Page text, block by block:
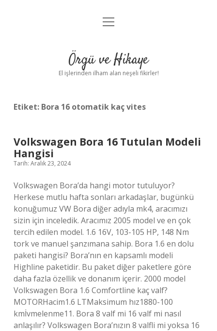
Anasayfa
Yasal Uyarı
menüyü
Örgü ve Hikaye
El işlerinden ilham alan neşeli fikirler!
Etiket: Bora 16 otomatik kaç vites
Volkswagen Bora 16 Tutulan Modeli
Hangisi
Tarih: Aralık 23, 2024
Volkswagen Bora’da hangi motor tutuluyor?
Herkese mutlu hafta sonları arkadaşlar, bugünkü
konuğumuz VW Bora diğer adıyla mk4, aracımızı
sizin için inceledik. Aracımız 2005 model ve en çok
tercih edilen model. 1.6 16V, 103-105 HP, 148 Nm
tork ve manuel şanzımana sahip. Bora 1.6 en dolu
paketi hangisi? Bora’nın en kapsamlı modeli
Highline paketidir. Bu paket diğer paketlere göre
daha fazla özellik ve donanım içerir. 2000 model
Volkswagen Bora 1.6 Comfortline kaç valf?
MOTORHacim1.6 LTMaksimum hız1880-100
kmİvmelenme11. Bora 8 valf mi 16 valf mi nasıl
anlaşılır? Volkswagen Bora’nızın 8 valfli mi yoksa 16